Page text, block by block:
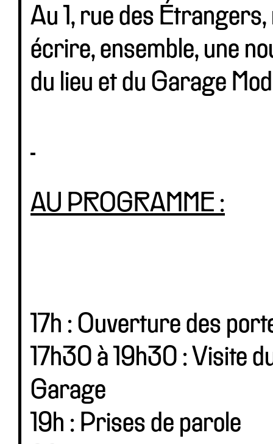
Au 1, rue des
écrire, ensemble, une
du lieu et du Garage
AU PROGRAMME :
17h : Ouverture des
17h30 à 19h30 : Visite
Garage
19h : Prises de parole